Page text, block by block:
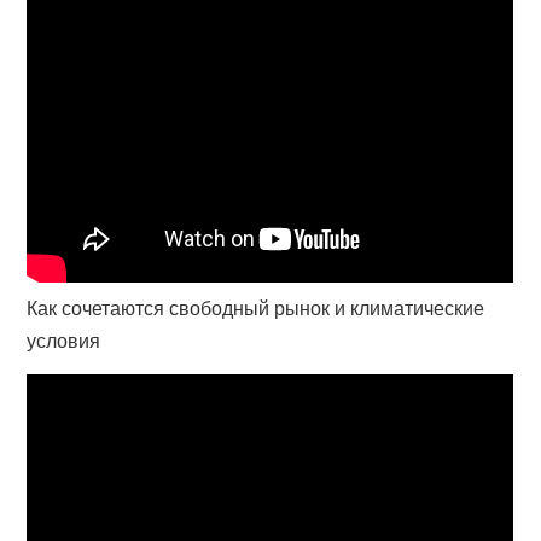
Как сочетаются свободный рынок и климатические
условия